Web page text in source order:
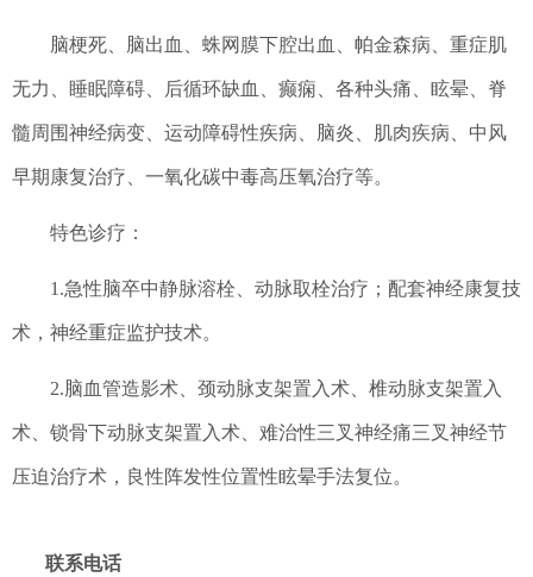
脑梗死、脑出血、蛛网膜下腔出血、 帕金森病 重症肌
无力 睡眠障碍、后循环缺血、癫痫、各种头痛、眩晕、脊
髓周围神经病变、运动障碍性疾病、 脑炎 肌肉疾病、中风
早期康复治疗、一氧化碳中毒高压氧治疗等。
特色诊疗 ：
1.急性脑卒中静脉溶栓、动脉取栓治疗；配套神经康复技
术，神经重症监护技术。
2.脑血管造影术、颈动脉支架置入术、椎动脉支架置入
术、锁骨下动脉支架置入术、难治性三叉神经痛三叉神经节
压迫治疗术，良性阵发性位置性眩晕手法复位。
联系电话